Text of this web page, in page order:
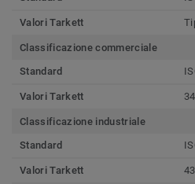
Valori Tarkett
Classificazione commerciale
Standard
Valori Tarkett
Classificazione industriale
Standard
Valori Tarkett